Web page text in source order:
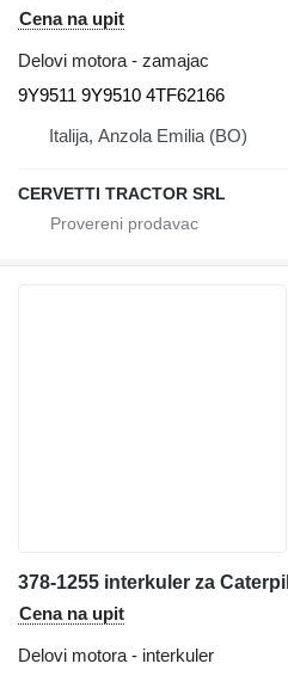
Cena na upit
Delovi motora - zamajac
9Y9511 9Y9510 4TF62166
Italija, Anzola Emilia (BO)
CERVETTI TRACTOR SRL
378-1255 interkuler za
Cena na upit
Delovi motora - interkuler